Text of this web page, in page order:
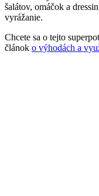
šalátov, omáčok a
vyrážanie.
Chcete sa o tejto
článok o výhodách a